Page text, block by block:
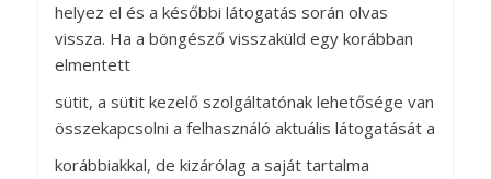
helyez el és a későbbi látogatás során olvas
vissza. Ha a böngésző visszaküld egy korábban
elmentett
sütit, a sütit kezelő szolgáltatónak lehetősége van
összekapcsolni a felhasználó aktuális látogatását a
korábbiakkal, de kizárólag a saját tartalma